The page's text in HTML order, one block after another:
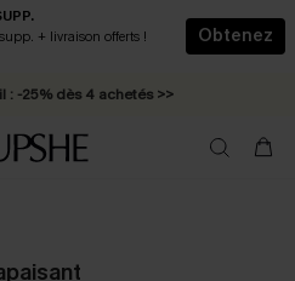
+ livraison offerts !
Obtenez
2-3 jours ouvrés >>
: -25% dès 4 achetés >>